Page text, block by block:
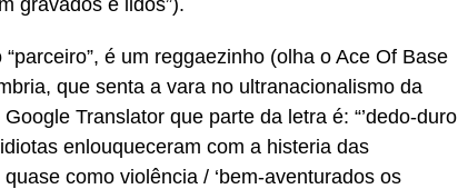
gravados e lidos”).
é um reggaezinho (olha o Ace Of Base
que senta a vara no ultranacionalismo da
Translator que parte da letra é: “’dedo-duro
enlouqueceram com a histeria das
como violência / ‘bem-aventurados os